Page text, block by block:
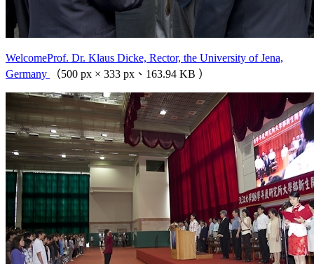
WelcomeProf. Dr. Klaus Dicke, Rector, the University of Jena,
Germany
（500 px × 333 px、163.94 KB ）